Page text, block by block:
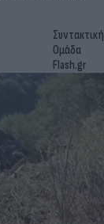
Συντακτική
Ομάδα
Flash.gr